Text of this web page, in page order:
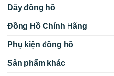
Dây đồng hồ
Đồng Hồ Chính Hãng
Phụ kiện đồng hồ
Sản phẩm khác